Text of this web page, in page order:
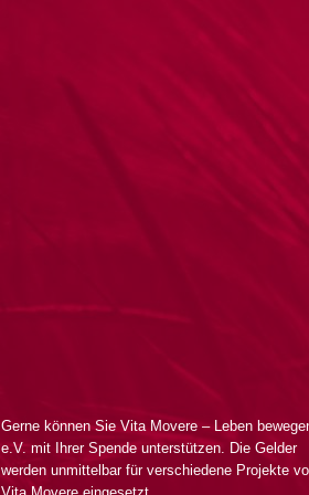
Gerne können Sie Vita Movere – Leben
e.V. mit Ihrer Spende unterstützen. Die Gelder
werden unmittelbar für verschiedene Projekte